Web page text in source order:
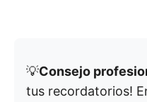
💡Consejo
tus recordatorios!